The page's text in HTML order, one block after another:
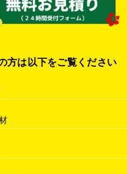
方は以下をご覧ください